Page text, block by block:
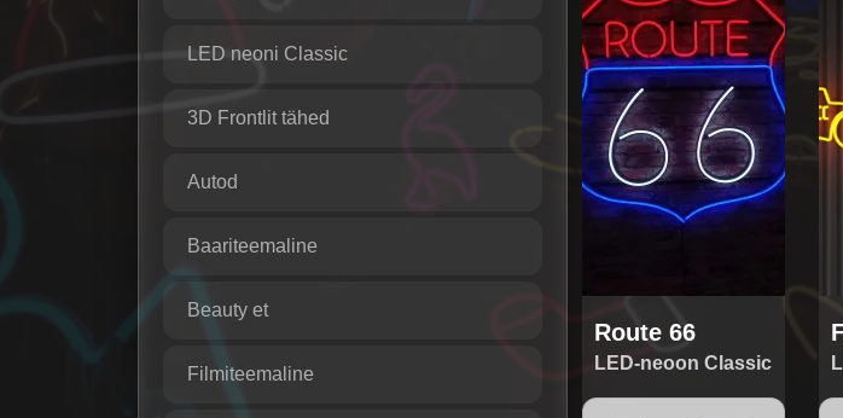
LED neoni Classic
3D Frontlit tähed
Autod
Baariteemaline
Beauty et
Filmiteemaline
Route 66
LED-neoon Classic
has
multiple
variants.
The
options
may
be
chosen
product
page